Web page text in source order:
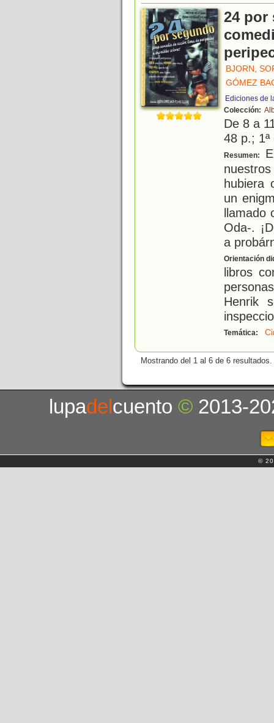
24 por
BJORN,
GÓMEZ
Ediciones de
Colección:
De 8 a
48 p.;
Resumen:
hubiera
un
llamado
Oda-.
a
Orientación
libros
Henrik
Temática:
Mostrando del 1 al 6 de 6 resultados.
lupadelcuento© 2013-
©